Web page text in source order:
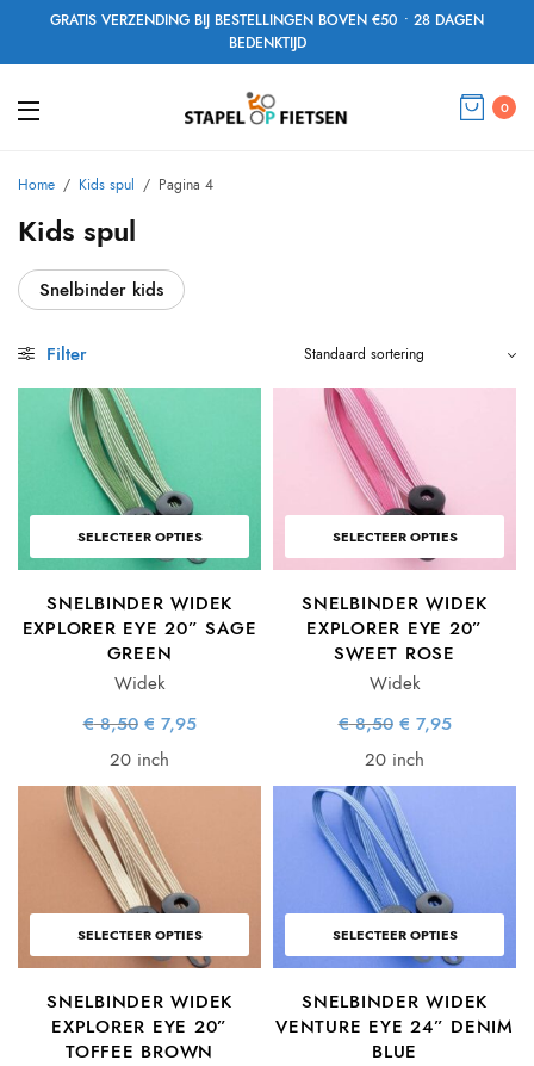
GRATIS VERZENDING BIJ BESTELLINGEN BOVEN €50 • 28 DAGEN
BEDENKTIJD
0
Home / Kids spul / Pagina 4
Kids spul
Snelbinder kids
Filter
SELECTEER OPTIES
SNELBINDER WIDEK
EXPLORER EYE 20” SAGE
GREEN
Widek
€8,50 Oorspronkelijke
prijs was:
€ 7,95Huidige
20 inch
SELECTEER OPTIES
SNELBINDER WIDEK
EXPLORER EYE 20”
SWEET ROSE
Widek
€8,50 Oorspronkelijke
prijs was:
€ 7,95Huidige
20 inch
SELECTEER OPTIES
SNELBINDER WIDEK
EXPLORER EYE 20”
TOFFEE BROWN
SELECTEER OPTIES
SNELBINDER WIDEK
VENTURE EYE 24” DENIM
BLUE